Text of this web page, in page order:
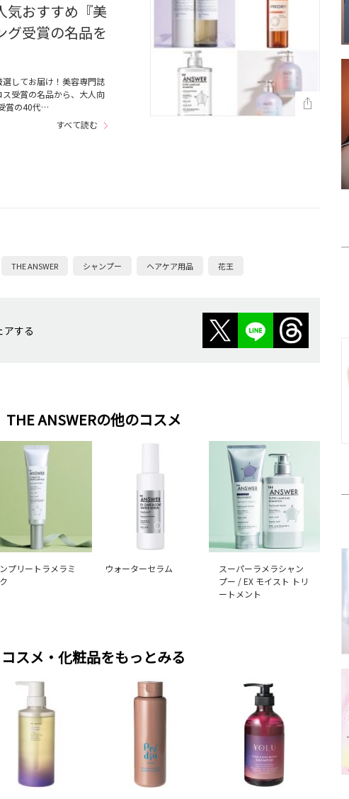
気おすすめ『美
グ受賞の名品を
してお届け！美容専門誌
ス受賞の名品から、大人向
賞の40代…
すべて読む
THE ANSWER シャンプー ヘアケア用品 花王
アする
THE ANSWERの他のコスメ
プリートラメラミ
ウォーターセラム
スーパーラメラシャン
プー / EX モイスト トリ
ートメント
コスメ・化粧品をもっとみる